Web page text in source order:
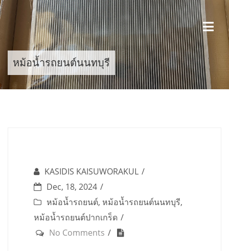
Skip
to
content
หม้อน้ำรถยนต์นนทบุรี
KASIDIS KAISUWORAKUL
Dec, 18, 2024
หม้อน้ำรถยนต์, หม้อน้ำรถยนต์นนทบุรี,
หม้อน้ำรถยนต์ปากเกร็ด
No Comments